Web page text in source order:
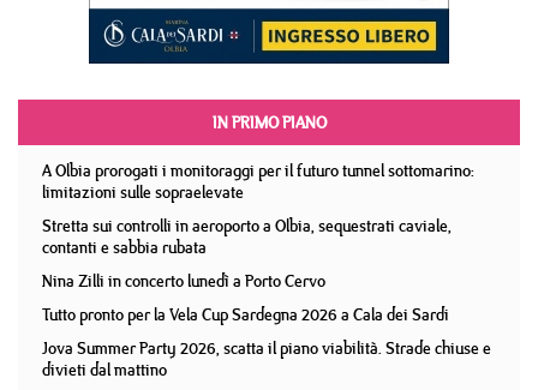
IN PRIMO PIANO
A Olbia prorogati i monitoraggi per il futuro tunnel sottomarino:
limitazioni sulle sopraelevate
Stretta sui controlli in aeroporto a Olbia, sequestrati caviale,
contanti e sabbia rubata
Nina Zilli in concerto lunedì a Porto Cervo
Tutto pronto per la Vela Cup Sardegna 2026 a Cala dei Sardi
Jova Summer Party 2026, scatta il piano viabilità. Strade chiuse e
divieti dal mattino